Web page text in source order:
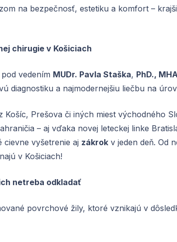
na bezpečnosť, estetiku a komfort –
chirugie v Košiciach
vedením MUDr. Pavla Staška, PhD.,
diagnostiku a najmodernejšiu liečbu na
Košíc, Prešova či iných miest východného
– aj vďaka novej leteckej linke
vyšetrenie aj zákrok v jeden deň. Od
v Košiciach!
netreba odkladať
povrchové žily, ktoré vznikajú v